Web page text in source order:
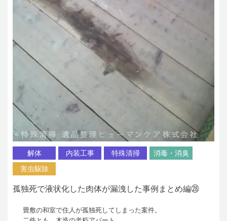
解体 内装工事 特殊清掃
消毒・消臭
害虫駆除
孤独死で液状化した肉体が漏洩した事例まとめ編㉘
畳敷の和室で住人が孤独死してしまった案件。